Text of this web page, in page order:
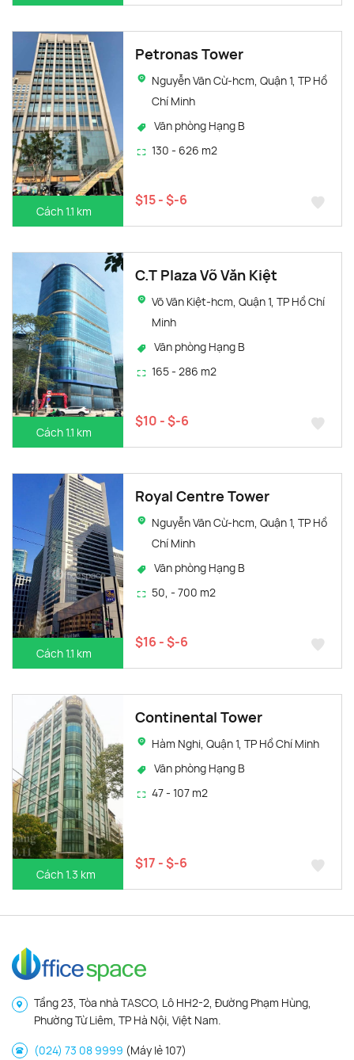
Cách 1.1 km
Petronas Tower
Nguyễn Văn Cừ-hcm, Quận 1, TP Hồ
Chí Minh
Văn phòng Hạng B
130 - 626 m2
$15 - $-6
Cách 1.1 km
C.T Plaza Võ Văn Kiệt
Võ Văn Kiệt-hcm, Quận 1, TP Hồ Chí
Minh
Văn phòng Hạng B
165 - 286 m2
$10 - $-6
Cách 1.1 km
Royal Centre Tower
Nguyễn Văn Cừ-hcm, Quận 1, TP Hồ
Chí Minh
Văn phòng Hạng B
50, - 700 m2
$16 - $-6
Cách 1.3 km
Continental Tower
Hàm Nghi, Quận 1, TP Hồ Chí Minh
Văn phòng Hạng B
47 - 107 m2
$17 - $-6
Tầng 23, Tòa nhà TASCO, Lô HH2-2, Đường Phạm Hùng,
Phường Từ Liêm, TP Hà Nội, Việt Nam.
(024) 73 08 9999 (Máy lẻ 107)